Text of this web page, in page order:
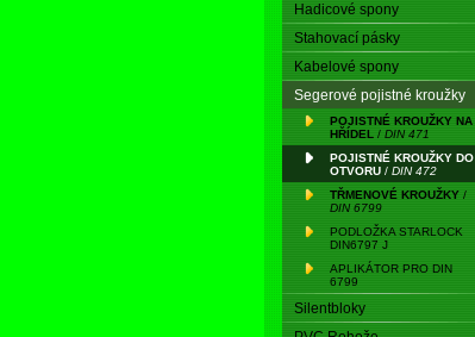
Hadicové spony
Stahovací pásky
Kabelové spony
Segerové pojistné kroužky
POJISTNÉ KROUŽKY NA
HŘÍDEL / DIN 471
POJISTNÉ KROUŽKY DO
OTVORU / DIN 472
TŘMENOVÉ KROUŽKY /
DIN 6799
PODLOŽKA STARLOCK
DIN6797 J
APLIKÁTOR PRO DIN
6799
Silentbloky